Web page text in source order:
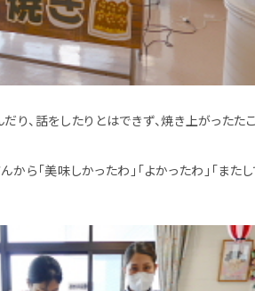
り、話をしたりとはできず、焼き上がった
ら「美味しかったわ」「よかったわ」「また